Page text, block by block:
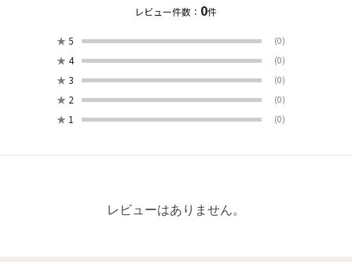
レビュー件数： 0件
★ 5 (0)
★ 4 (0)
★ 3 (0)
★ 2 (0)
★ 1 (0)
レビューはありません。